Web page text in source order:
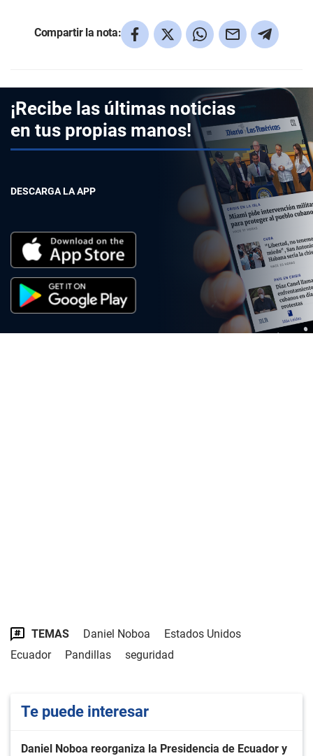
Compartir la nota:
¡Recibe las últimas noticias
en tus propias manos!
DESCARGA LA APP
TEMAS Daniel Noboa
Estados Unidos
Ecuador
Pandillas seguridad
Te puede interesar
Daniel Noboa reorganiza la Presidencia de Ecuador y